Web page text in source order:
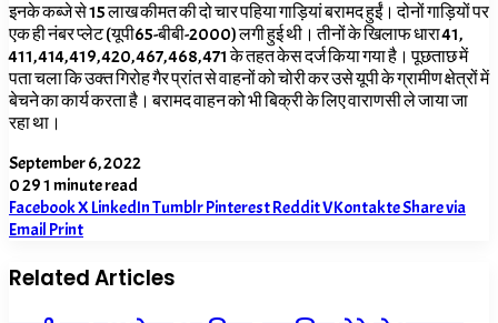
इनके कब्जे से 15 लाख कीमत की दो चार पहिया गाड़ियां बरामद हुईं। दोनों गाड़ियों पर
एक ही नंबर प्लेट (यूपी65-बीबी-2000) लगी हुई थी। तीनों के खिलाफ धारा 41,
411, 414, 419, 420, 467, 468, 471 के तहत केस दर्ज किया गया है। पूछताछ में
पता चला कि उक्त गिरोह गैर प्रांत से वाहनों को चोरी कर उसे यूपी के ग्रामीण क्षेत्रों में
बेचने का कार्य करता है। बरामद वाहन को भी बिक्री के लिए वाराणसी ले जाया जा
रहा था।
September 6, 2022
0291 minute read
FacebookXLinkedInTumblrPinterestRedditVKontakteShare via
Email Print
Related Articles